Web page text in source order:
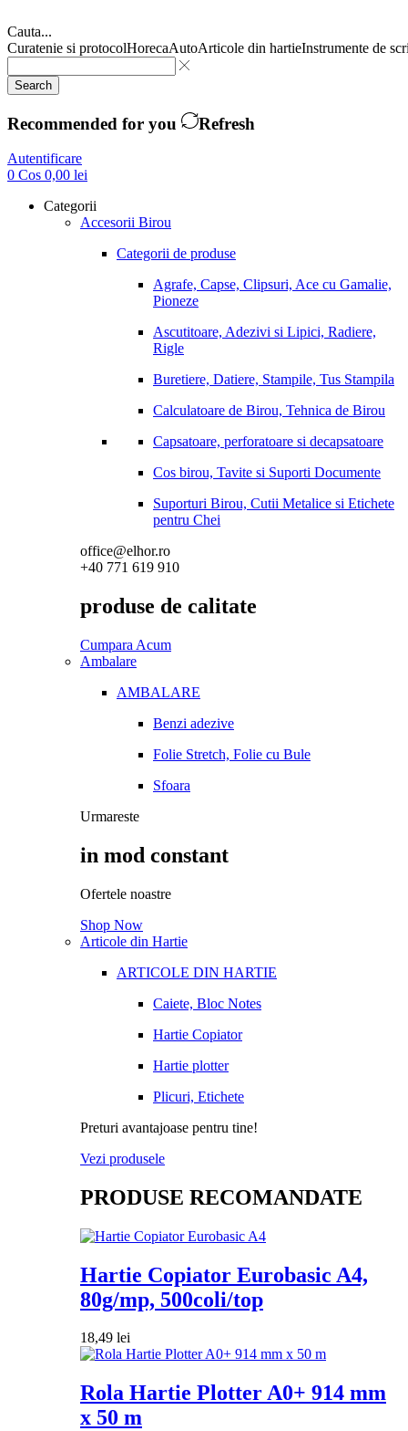
Cauta...
Curatenie si protocolHorecaAutoArticole din hartieInstrumente de
Search
Recommended for you Refresh
Autentificare
0 Cos 0,00 lei
Categorii
Accesorii Birou
Categorii de produse
Agrafe, Capse, Clipsuri, Ace cu Gamalie,
Pioneze
Ascutitoare, Adezivi si Lipici, Radiere,
Rigle
Buretiere, Datiere, Stampile, Tus Stampila
Calculatoare de Birou, Tehnica de Birou
Capsatoare, perforatoare si decapsatoare
Cos birou, Tavite si Suporti Documente
Suporturi Birou, Cutii Metalice si Etichete
pentru Chei
office@elhor.ro
+40 771 619 910
produse de calitate
Cumpara Acum
Ambalare
AMBALARE
Benzi adezive
Folie Stretch, Folie cu Bule
Sfoara
Urmareste
in mod constant
Ofertele noastre
Shop Now
Articole din Hartie
ARTICOLE DIN HARTIE
Caiete, Bloc Notes
Hartie Copiator
Hartie plotter
Plicuri, Etichete
Preturi avantajoase pentru tine!
Vezi produsele
PRODUSE RECOMANDATE
Hartie Copiator Eurobasic A4,
80g/mp, 500coli/top
18,49 lei
Rola Hartie Plotter A0+ 914 mm
x 50 m